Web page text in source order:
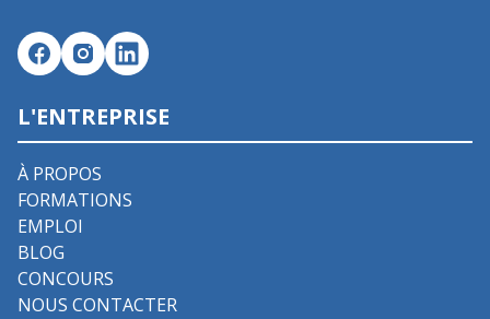
L'ENTREPRISE
À PROPOS
FORMATIONS
EMPLOI
BLOG
CONCOURS
NOUS CONTACTER